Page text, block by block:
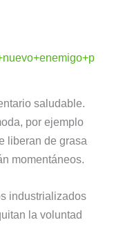
saludable.
por ejemplo
liberan de grasa
momentáneos.
industrializados
la voluntad